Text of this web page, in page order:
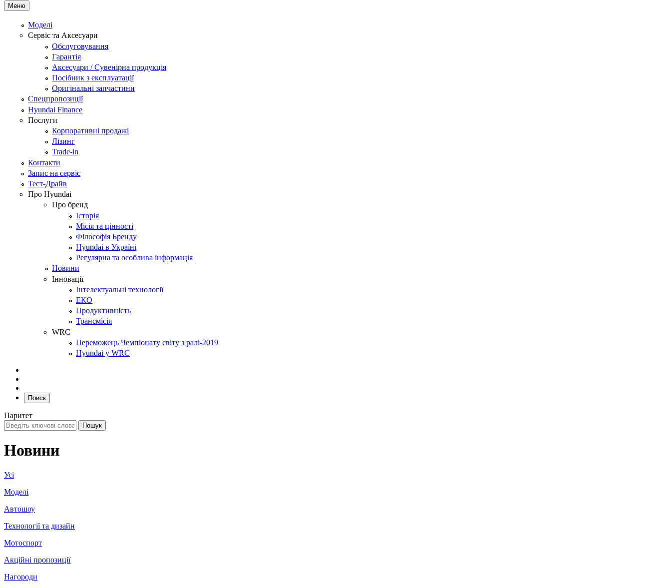
Меню
Моделі
Сервіс та Аксесуари
Обслуговування
Гарантія
Аксесуари / Сувенірна продукція
Посібник з експлуатації
Оригінальні запчастини
Спецпропозиції
Hyundai Finance
Послуги
Корпоративні продажі
Лізинг
Trade-in
Контакти
Запис на сервіс
Тест-Драйв
Про Hyundai
Про бренд
Історія
Місія та цінності
Філософія Бренду
Hyundai в Україні
Регулярна та особлива інформація
Новини
Інновації
Інтелектуальні технології
ЕКО
Продуктивність
Трансмісія
WRC
Переможець Чемпіонату світу з ралі-2019
Hyundai у WRC
Поиск
Паритет
Новини
Усі
Моделі
Автошоу
Технології та дизайн
Мотоспорт
Акційні пропозиції
Нагороди